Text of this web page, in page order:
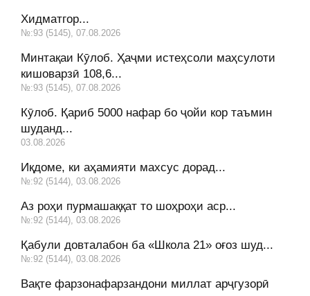
Хидматгор...
№:93 (5145), 07.08.2026
Минтақаи Кӯлоб. Ҳаҷми истеҳсоли маҳсулоти
кишоварзӣ 108,6...
№:93 (5145), 07.08.2026
Кӯлоб. Қариб 5000 нафар бо ҷойи кор таъмин
шуданд...
03.08.2026
Иқдоме, ки аҳамияти махсус дорад...
№:92 (5144), 03.08.2026
Аз роҳи пурмашаққат то шоҳроҳи аср...
№:92 (5144), 03.08.2026
Қабули довталабон ба «Школа 21» оғоз шуд...
№:92 (5144), 03.08.2026
Вақте фарзонафарзандони миллат арҷгузорӣ